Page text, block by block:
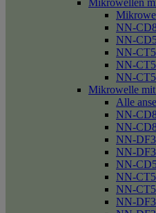
Mikrowellen
NN-
NN-
NN-
NN-
NN-
Mikrowelle
Alle
NN-
NN-
NN-
NN-
NN-
NN-
NN-
NN-